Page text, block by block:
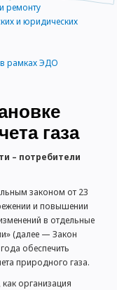
ремонту
и юридических
рамках ЭДО
газа
– потребители
законом от 23
и повышении
в отдельные
(далее — Закон
обеспечить
природного газа.
, как организация